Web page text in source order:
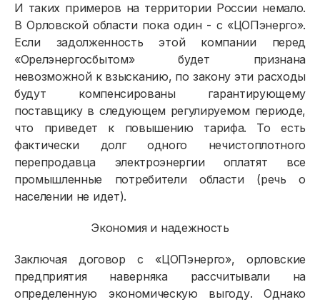
И таких примеров на территории России немало.
В Орловской области пока один - с «ЦОПэнерго».
Если задолженность этой компании перед
«Орелэнергосбытом» будет признана
невозможной к взысканию, по закону эти расходы
будут компенсированы гарантирующему
поставщику в следующем регулируемом периоде,
что приведет к повышению тарифа. То есть
фактически долг одного нечистоплотного
перепродавца электроэнергии оплатят все
промышленные потребители области (речь о
населении не идет).
Экономия и надежность
Заключая договор с «ЦОПэнерго», орловские
предприятия наверняка рассчитывали на
определенную экономическую выгоду. Однако